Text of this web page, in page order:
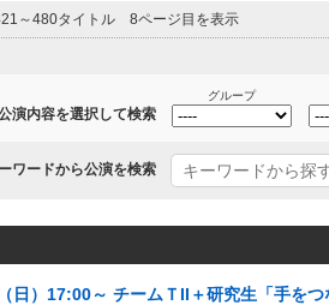
～480タイトル 8ページ目を表示
演内容を選択して検索
グループ
ワードから公演を検索
日）17:00～ チームＴII＋研究生「手を